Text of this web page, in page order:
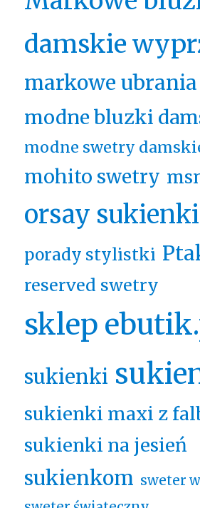
damskie
markowe ubrania
modne bluzki
modne swetry
mohito swetry
orsay sukienki
porady stylistki
reserved swetry
sklep
sukienki
sukienki maxi z
sukienki na jesień
sukienkom sweter